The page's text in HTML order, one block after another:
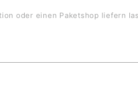
oder einen Paketshop liefern